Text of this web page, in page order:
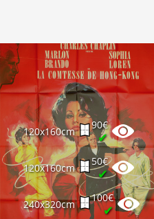
120x160cm
90€
✔
120x160cm
50€
✔
240x320cm
100€
✔